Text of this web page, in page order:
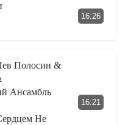
16:26
Полосин &
Ансамбль
Не
16:21